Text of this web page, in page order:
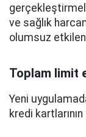
ve sağlık
olumsuz
Toplam limit
Yeni
kredi